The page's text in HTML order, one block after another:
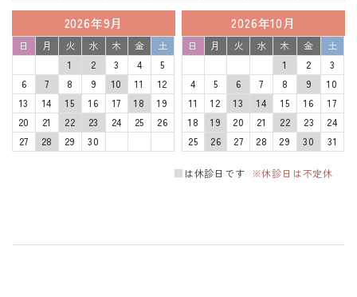
2026年9月
日 月 火 水 木 金
土
1
2 3 4
5
6
7 8 9 10 11
12
13
14 15 16 17 18
19
20
21 22 23 24 25
26
27
28 29 30
2026年10月
日 月 火 水 木 金
土
1
2
3
4
5 6 7 8 9
10
11
12 13 14 15 16
17
18
19 20 21 22 23
24
25
26 27 28 29 30 31
■ は休診日です ※休診日は不定休